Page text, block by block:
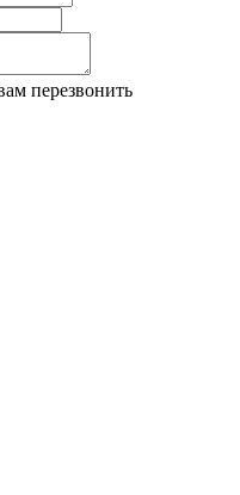
перезвонить